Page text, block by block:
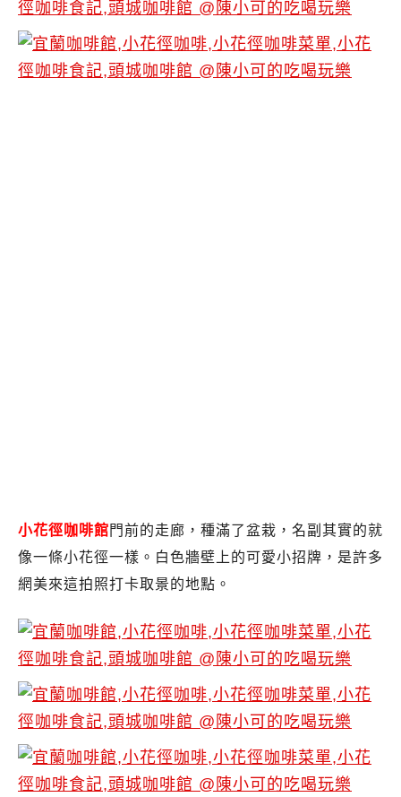
小花徑咖啡館門前的走廊，種滿了盆栽，名副其實的就
像一條小花徑一樣。白色牆壁上的可愛小招牌，是許多
網美來這拍照打卡取景的地點。